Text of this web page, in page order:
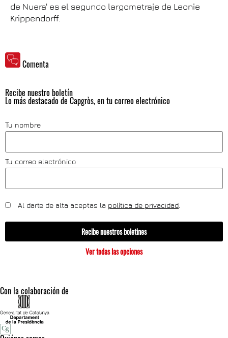
de Nuera' es el segundo largometraje de Leonie
Krippendorff.
Comenta
Recibe nuestro boletín
Lo más destacado de Capgròs, en tu correo electrónico
Tu nombre
Tu correo electrónico
Al darte de alta aceptas la política de privacidad
Recibe nuestros boletines
Ver todas las opciones
Con la colaboración de